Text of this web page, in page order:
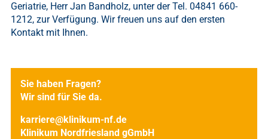
Geriatrie, Herr Jan Bandholz, unter der Tel. 04841 660-
1212, zur Verfügung. Wir freuen uns auf den ersten
Kontakt mit Ihnen.
Sie haben Fragen?
Wir sind für Sie da.
karriere@klinikum-nf.de
Klinikum Nordfriesland gGmbH